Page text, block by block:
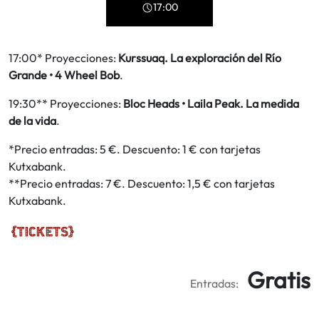
17:00
17:00* Proyecciones: Kurssuaq. La exploración del Río
Grande • 4 Wheel Bob.
19:30** Proyecciones: Bloc Heads • Laila Peak. La medida
de la vida.
*Precio entradas: 5 €. Descuento: 1 € con tarjetas
Kutxabank.
**Precio entradas: 7 €. Descuento: 1,5 € con tarjetas
Kutxabank.
Entradas: Gratis